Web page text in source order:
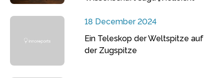
18 December 2024
Ein Teleskop der Weltspitze auf
der Zugspitze